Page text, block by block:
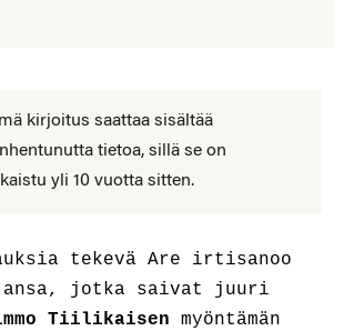
kirjoitus saattaa sisältää
tietoa, sillä se on
yli 10 vuotta sitten.
tekevä Are irtisanoo
jotka saivat juuri
Tiilikaisen myöntämän